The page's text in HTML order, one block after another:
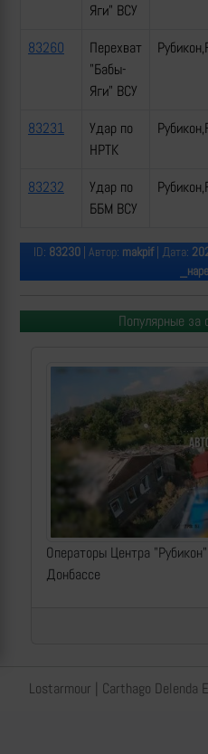
Яги" ВСУ
83260
Перехват
"Бабы-
Яги" ВСУ
83231
Удар по
НРТК
83232
Удар по
ББМ ВСУ
ID: 83230 | Автор: makpif| Дата:
Популярные за
Операторы Центра
Донбассе
Lostarmour | Carthago Delenda